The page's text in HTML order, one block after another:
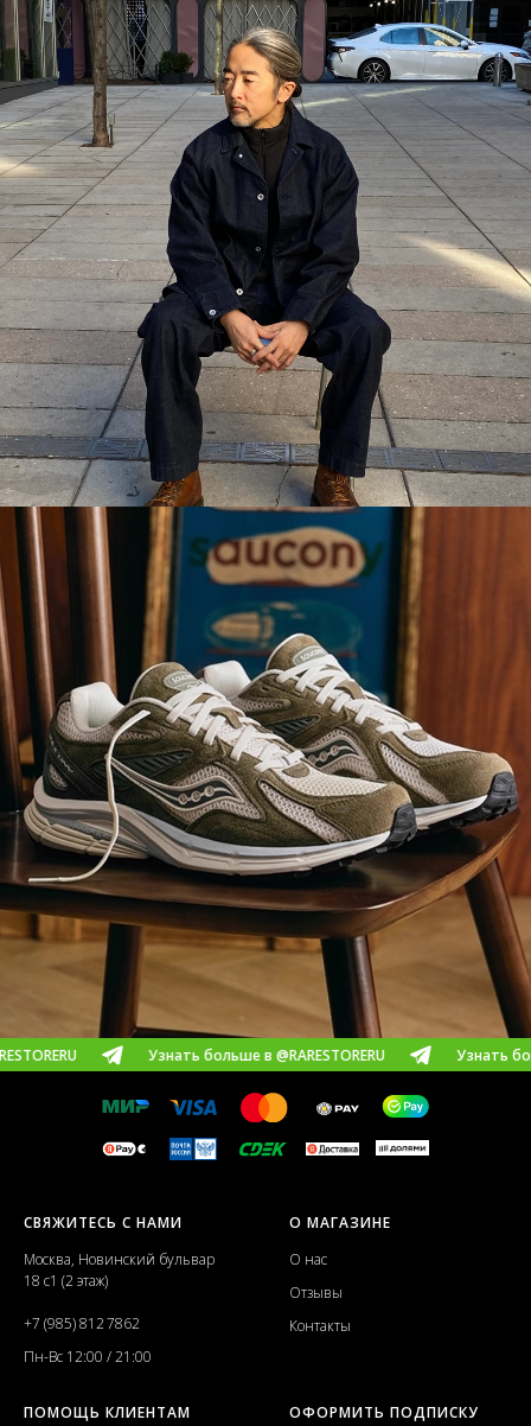
Узнать больше в @RARESTORERU Узнать больше в
СВЯЖИТЕСЬ С НАМИ
Москва, Новинский бульвар
18 с1 (2 этаж)
+7 (985) 812 7862
Пн-Вс 12:00 / 21:00
О МАГАЗИНЕ
О нас
Отзывы
Контакты
ПОМОЩЬ КЛИЕНТАМ ОФОРМИТЬ ПОДПИСКУ